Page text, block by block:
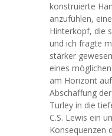
konstruierte
anzufühlen,
Hinterkopf, die
und ich fragte
stärker
eines
am Horizont
Abschaffung
Turley in die
C.S. Lewis ein
Konsequenzen